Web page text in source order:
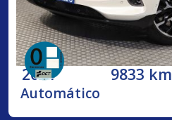
2021 9833 km
Automático